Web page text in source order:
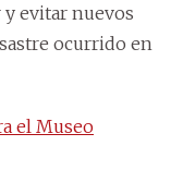
y evitar nuevos
ocurrido en
el Museo